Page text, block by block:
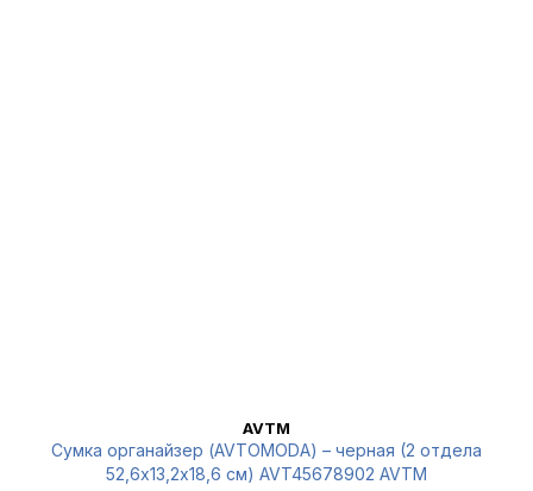
AVTM
Сумка органайзер (AVTOMODA) – черная (2 отдела
52,6х13,2х18,6 см) AVT45678902 AVTM